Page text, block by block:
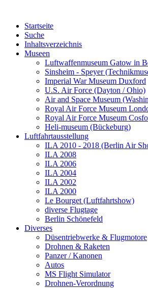
Startseite
Suche
Inhaltsverzeichnis
Museen
Luftwaffenmuseum Gatow in
Sinsheim - Speyer
Imperial War Museum Duxford
U.S. Air Force (Dayton / Ohio)
Air and Space Museum
Royal Air Force Museum
Royal Air Force Museum
Heli-museum (Bückeburg)
Luftfahrtausstellung
ILA 2010 - 2018 (Berlin Air
ILA 2008
ILA 2006
ILA 2004
ILA 2002
ILA 2000
Le Bourget (Luftfahrtshow)
diverse Flugtage
Berlin Schönefeld
Diverses
Düsentriebwerke & Flugmotore
Drohnen & Raketen
Panzer / Kanonen
Autos
MS Flight Simulator
Drohnen-Verordnung